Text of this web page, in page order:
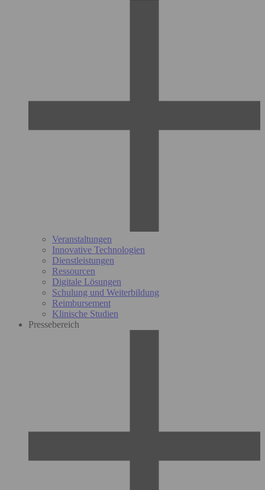
Veranstaltungen
Innovative Technologien
Dienstleistungen
Ressourcen
Digitale Lösungen
Schulung und Weiterbildung
Reimbursement
Klinische Studien
Pressebereich